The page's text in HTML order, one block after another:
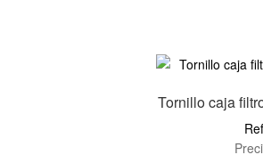
Tornillo caja